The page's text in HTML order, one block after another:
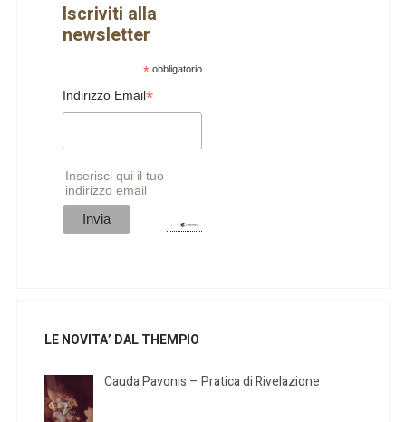
Iscriviti alla
newsletter
*obbligatorio
Indirizzo Email*
Inserisci qui il tuo
indirizzo email
LE NOVITA’ DAL THEMPIO
Cauda Pavonis – Pratica di Rivelazione